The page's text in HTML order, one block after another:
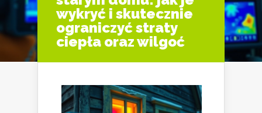
wykryć i skutecznie
ograniczyć straty
ciepła oraz wilgoć